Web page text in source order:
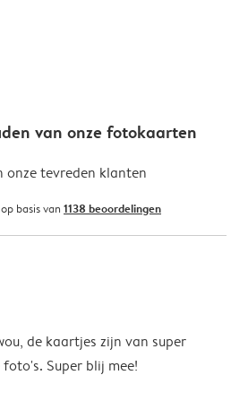
van onze fotokaarten
onze tevreden klanten
op basis van 1138 beoordelingen
de kaartjes zijn van super
Super blij mee!